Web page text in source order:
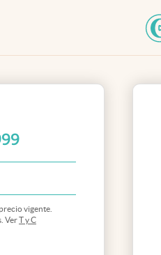
vigente.
VerT y C